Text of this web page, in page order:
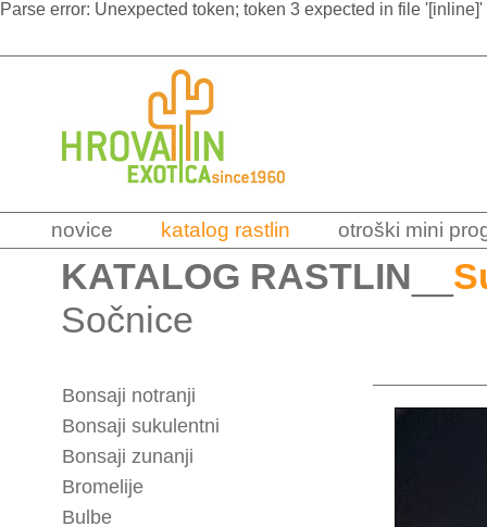
Parse error: Unexpected token; token 3 expected in file
novice katalog rastlin otroški mini
KATALOG RASTLIN
Sočnice
Bonsaji notranji
Bonsaji sukulentni
Bonsaji zunanji
Bromelije
Bulbe